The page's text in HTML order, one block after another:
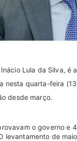
Lula da Silva,
nesta quarta-feira
desde março.
o governo e
levantamento de